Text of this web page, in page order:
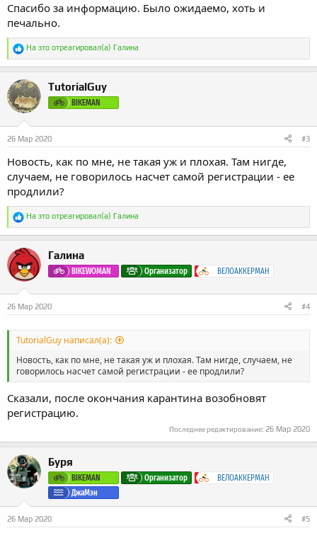
Спасибо за информацию. Было ожидаемо, хоть и
печально.
Р
а
к
ц
и
и
:
На это отреагировал(а) Галина
TutorialGuy
BIKEMAN
26 Мар 2020 #3
Новость, как по мне, не такая уж и плохая. Там нигде,
случаем, не говорилось насчет самой регистрации - ее
продлили?
Р
а
к
ц
и
и
:
На это отреагировал(а) Галина
Галина
BIKEWOMAN Организатор ВЕЛОАККЕРМАН
26 Мар 2020 #4
TutorialGuy написал(а):
Новость, как по мне, не такая уж и плохая. Там нигде, случаем, не
говорилось насчет самой регистрации - ее продлили?
Сказали, после окончания карантина возобновят
регистрацию.
Последнее редактирование: 26 Мар 2020
Буря
BIKEMAN Организатор
ВЕЛОАККЕРМАН
ДжаМэн
26 Мар 2020 #5